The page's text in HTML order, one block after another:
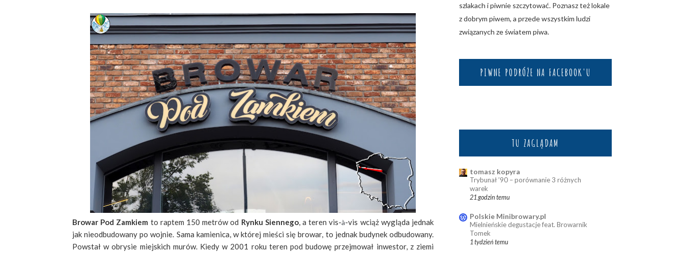
Browar Pod Zamkiem to raptem 150 metrów od Rynku Siennego, a teren vis-à-vis wciąż wygląda jednak
jak nieodbudowany po wojnie. Sama kamienica, w której mieści się browar, to jednak budynek odbudowany.
Powstał w obrysie miejskich murów. Kiedy w 2001 roku teren pod budowę przejmował inwestor, z ziemi
szlakach i piwnie szczytować. Poznasz też lokale
z dobrym piwem, a przede wszystkim ludzi
związanych ze światem piwa.
PIWNE PODRÓŻE NA FACEBOOK'U
TU ZAGLĄDAM
tomasz kopyra
Trybunał ’90 – porównanie 3 różnych
warek
21 godzin temu
Polskie Minibrowary.pl
Mielnieńskie degustacje feat. Browarnik
Tomek
1 tydzień temu